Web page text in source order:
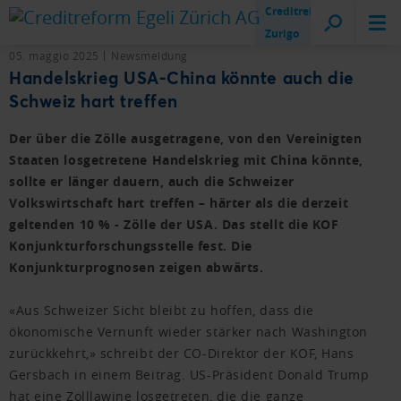
Creditreform
Zurigo
05. maggio 2025 Newsmeldung
Handelskrieg USA-China könnte auch die
Schweiz hart treffen
Der über die Zölle ausgetragene, von den Vereinigten
Staaten losgetretene Handelskrieg mit China könnte,
sollte er länger dauern, auch die Schweizer
Volkswirtschaft hart treffen – härter als die derzeit
geltenden 10 % - Zölle der USA. Das stellt die KOF
Konjunkturforschungsstelle fest. Die
Konjunkturprognosen zeigen abwärts.
«Aus Schweizer Sicht bleibt zu hoffen, dass die
ökonomische Vernunft wieder stärker nach Washington
zurückkehrt,» schreibt der CO-Direktor der KOF, Hans
Gersbach in einem Beitrag. US-Präsident Donald Trump
hat eine Zolllawine losgetreten, die die ganze